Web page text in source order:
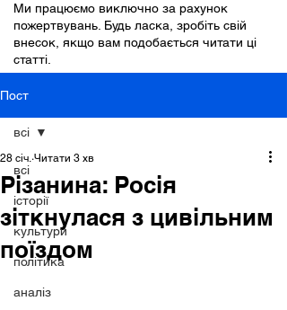
Ми працюємо виключно за рахунок
пожертвувань. Будь ласка, зробіть свій
внесок, якщо вам подобається читати ці
статті.
Пост
всі
історії
культури
політика
аналіз
всі
Різанина: Росія
зіткнулася з цивільним
поїздом
28 січ. Читати 3 хв